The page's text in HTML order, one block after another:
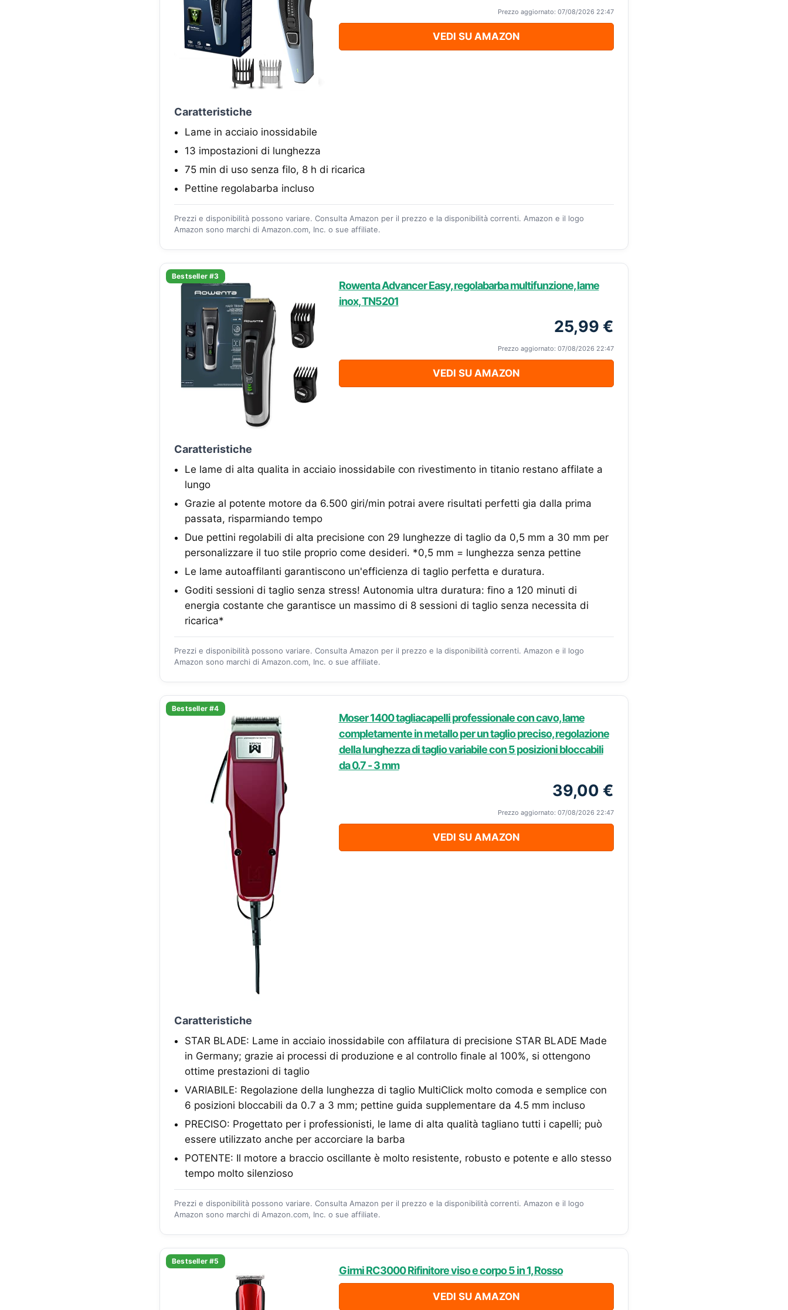
Prezzo aggiornato: 07/08/2026 22:47
VEDI SU AMAZON
Caratteristiche
Lame in acciaio inossidabile
13 impostazioni di lunghezza
75 min di uso senza filo, 8 h di ricarica
Pettine regolabarba incluso
Prezzi e disponibilità possono variare. Consulta Amazon per il prezzo e la disponibilità correnti. Amazon e il logo
Amazon sono marchi di Amazon.com, Inc. o sue affiliate.
Bestseller #3
Rowenta Advancer Easy, regolabarba multifunzione, lame
inox, TN5201
25,99 €
Prezzo aggiornato: 07/08/2026 22:47
VEDI SU AMAZON
Caratteristiche
Le lame di alta qualita in acciaio inossidabile con rivestimento in titanio restano affilate a
lungo
Grazie al potente motore da 6.500 giri/min potrai avere risultati perfetti gia dalla prima
passata, risparmiando tempo
Due pettini regolabili di alta precisione con 29 lunghezze di taglio da 0,5 mm a 30 mm per
personalizzare il tuo stile proprio come desideri. *0,5 mm = lunghezza senza pettine
Le lame autoaffilanti garantiscono un'efficienza di taglio perfetta e duratura.
Goditi sessioni di taglio senza stress! Autonomia ultra duratura: fino a 120 minuti di
energia costante che garantisce un massimo di 8 sessioni di taglio senza necessita di
ricarica*
Prezzi e disponibilità possono variare. Consulta Amazon per il prezzo e la disponibilità correnti. Amazon e il logo
Amazon sono marchi di Amazon.com, Inc. o sue affiliate.
Bestseller #4
Moser 1400 tagliacapelli professionale con cavo, lame
completamente in metallo per un taglio preciso, regolazione
della lunghezza di taglio variabile con 5 posizioni bloccabili
da 0.7 - 3 mm
39,00 €
Prezzo aggiornato: 07/08/2026 22:47
VEDI SU AMAZON
Caratteristiche
STAR BLADE: Lame in acciaio inossidabile con affilatura di precisione STAR BLADE Made
in Germany; grazie ai processi di produzione e al controllo finale al 100%, si ottengono
ottime prestazioni di taglio
VARIABILE: Regolazione della lunghezza di taglio MultiClick molto comoda e semplice con
6 posizioni bloccabili da 0.7 a 3 mm; pettine guida supplementare da 4.5 mm incluso
PRECISO: Progettato per i professionisti, le lame di alta qualità tagliano tutti i capelli; può
essere utilizzato anche per accorciare la barba
POTENTE: Il motore a braccio oscillante è molto resistente, robusto e potente e allo stesso
tempo molto silenzioso
Prezzi e disponibilità possono variare. Consulta Amazon per il prezzo e la disponibilità correnti. Amazon e il logo
Amazon sono marchi di Amazon.com, Inc. o sue affiliate.
Bestseller #5
Girmi RC3000 Rifinitore viso e corpo 5 in 1, Rosso
VEDI SU AMAZON